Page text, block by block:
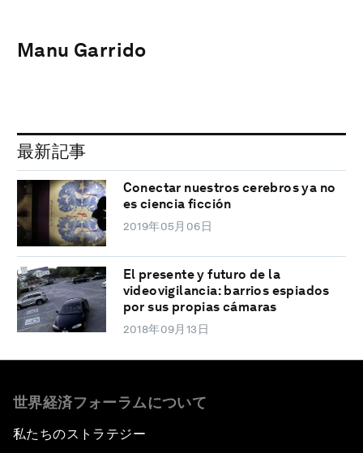
Manu Garrido
最新記事
Conectar nuestros cerebros ya no
es ciencia ficción
2019年05月06日
El presente y futuro de la
videovigilancia: barrios espiados
por sus propias cámaras
2018年09月13日
世界経済フォーラムについて
私たちのストラテジー